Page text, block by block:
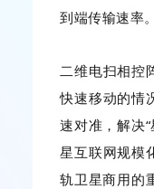
到端传输速率。
二维电扫相控
快速移动的情
速对准，解决
星互联网规模
轨卫星商用的